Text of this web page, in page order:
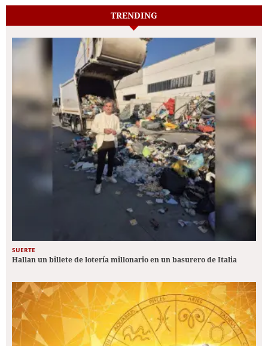
TRENDING
SUERTE
Hallan un billete de lotería millonario en un basurero de Italia